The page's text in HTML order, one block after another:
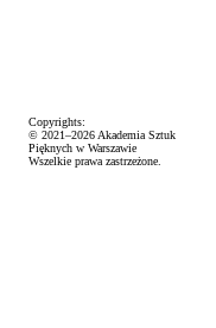
Copyrights:
© 2021–2026 Akademia Sztuk
Pięknych w Warszawie
Wszelkie prawa zastrzeżone.